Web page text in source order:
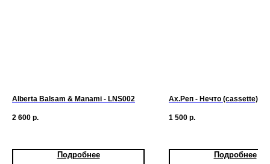
Alberta Balsam & Manami - LNS002
2 600 р.
Подробнее
Ах.Реп - Нечто (cassette)
1 500 р.
Подробнее